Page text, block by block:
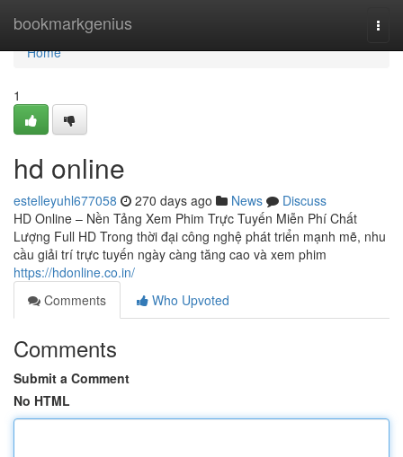
bookmarkgenius
Home
Home
1
hd online
estelleyuhl677058 270 days ago News
Discuss
HD Online – Nền Tảng Xem Phim Trực Tuyến Miễn Phí Chất
Lượng Full HD Trong thời đại công nghệ phát triển mạnh mẽ, nhu
cầu giải trí trực tuyến ngày càng tăng cao và xem phim
https://hdonline.co.in/
Comments
Who Upvoted
Comments
Submit a Comment
No HTML